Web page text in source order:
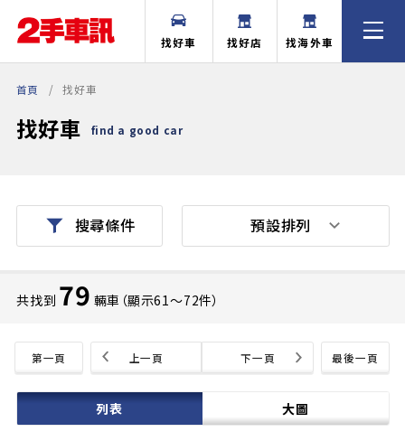
找好車 找好店 找海外車
首頁 找好車
找好車 find a good car
搜尋條件
共找到 79 輛車（顯示61〜72件）
第一頁 最後一頁
上一頁 下一頁
列表 大圖
預設排列